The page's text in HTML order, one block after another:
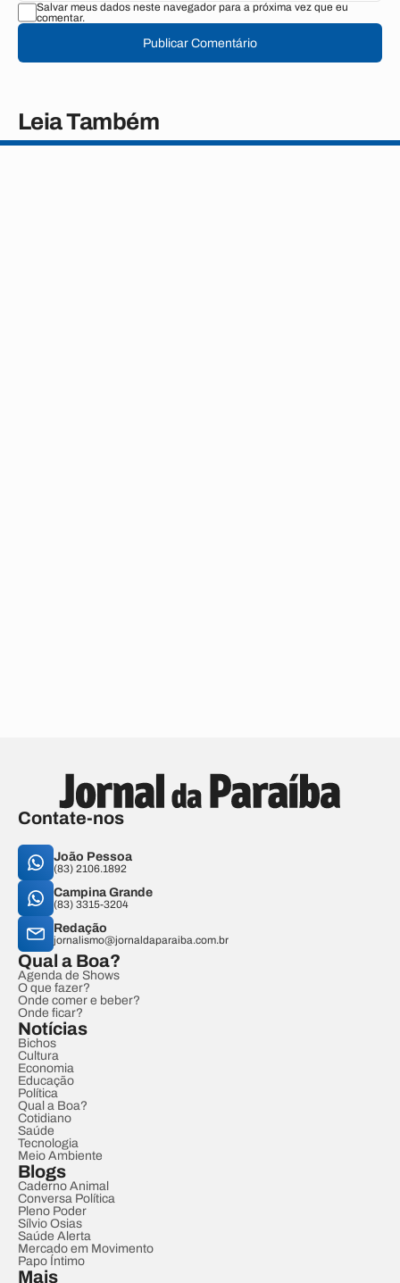
Salvar meus dados neste navegador para a próxima vez que eu
comentar.
Publicar Comentário
Leia Também
Contate-nos
João Pessoa
(83) 2106.1892
Campina Grande
(83) 3315-3204
Redação
jornalismo@jornaldaparaiba.com.br
Qual a Boa?
Agenda de Shows
O que fazer?
Onde comer e beber?
Onde ficar?
Notícias
Bichos
Cultura
Economia
Educação
Política
Qual a Boa?
Cotidiano
Saúde
Tecnologia
Meio Ambiente
Blogs
Caderno Animal
Conversa Política
Pleno Poder
Sílvio Osias
Saúde Alerta
Mercado em Movimento
Papo Íntimo
Mais